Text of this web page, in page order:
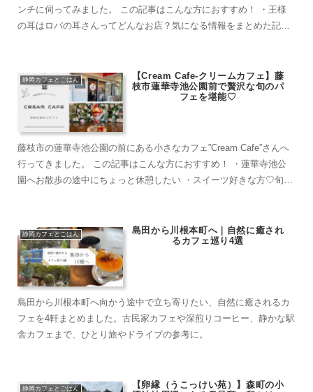
ンチに伺ってみました。 この記事はこんな方におすすめ！ ・王様
の耳はロバの耳さんってどんなお店？気になる情報をまとめた記事
静岡カフェとごはん
【Cream Cafe-クリームカフェ】藤
枝市蓮華寺池公園前で贅沢な旬のパ
フェを堪能♡
藤枝市の蓮華寺池公園の前にある小さなカフェ”Cream Cafe”さんへ
行ってきました。 この記事はこんな方におすすめ！ ・蓮華寺池公
園へお散歩の途中にちょっと休憩したい ・スイーツ好きな方♡旬な
静岡カフェとごはん
島田から川根本町へ｜自然に癒され
るカフェ巡り4選
島田から川根本町へ向かう途中で立ち寄りたい、自然に癒されるカ
フェを4軒まとめました。古民家カフェや深煎りコーヒー、静かな駅
舎カフェまで、ひとり旅やドライブの参考に。
静岡カフェとごはん
【卵縁（うこっけい苑）】森町の小